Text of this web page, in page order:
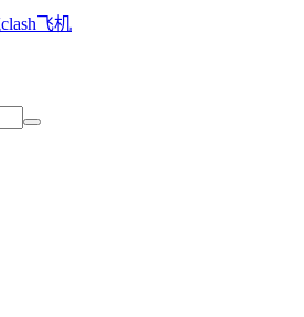
clash飞机